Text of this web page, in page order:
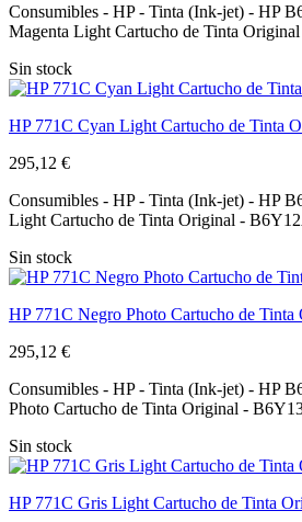
Consumibles - HP - Tinta (Ink-jet) - HP
Magenta Light Cartucho de Tinta
Sin stock
HP 771C Cyan Light Cartucho de Tinta
295,12 €
Consumibles - HP - Tinta (Ink-jet) - HP
Light Cartucho de Tinta Original -
Sin stock
HP 771C Negro Photo Cartucho de
295,12 €
Consumibles - HP - Tinta (Ink-jet) - HP
Photo Cartucho de Tinta Original -
Sin stock
HP 771C Gris Light Cartucho de Tinta